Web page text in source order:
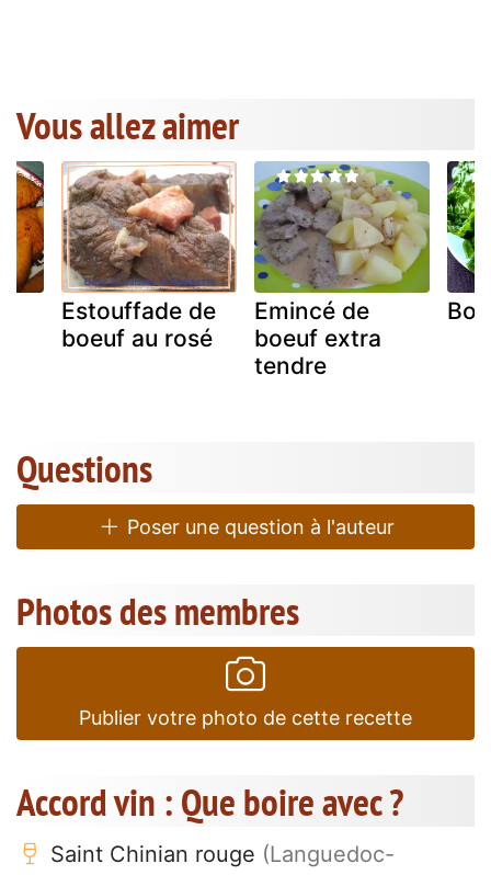
Vous allez aimer
Estouffade de
boeuf au rosé
Emincé de
boeuf extra
tendre
Questions
Poser une question à l'auteur
Photos des membres
Publier votre photo de cette recette
Accord vin : Que boire avec ?
Saint Chinian rouge (Languedoc-